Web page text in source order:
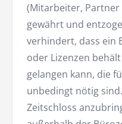
(Mitarbeiter, Partner
gewährt und
verhindert, dass ein
oder Lizenzen
gelangen kann, die
unbedingt nötig
Zeitschloss